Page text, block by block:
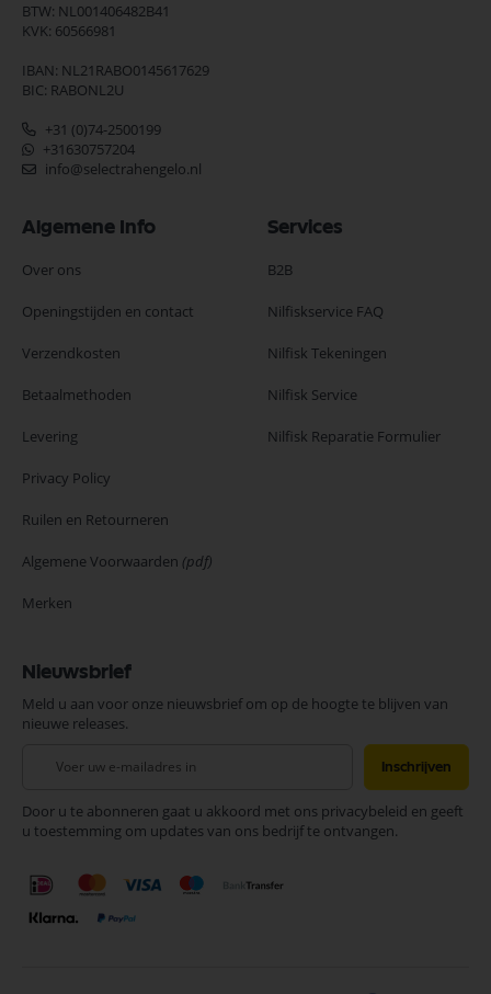
BTW: NL001406482B41
KVK: 60566981
IBAN: NL21RABO0145617629
BIC: RABONL2U
+31 (0)74-2500199
+31630757204
info@selectrahengelo.nl
Algemene Info
Over ons
Openingstijden en contact
Verzendkosten
Betaalmethoden
Levering
Privacy Policy
Ruilen en Retourneren
Algemene Voorwaarden (pdf)
Merken
Services
B2B
Nilfiskservice FAQ
Nilfisk Tekeningen
Nilfisk Service
Nilfisk Reparatie Formulier
Nieuwsbrief
Meld u aan voor onze nieuwsbrief om op de hoogte te blijven van
nieuwe releases.
onze
nieuwsbrief
Inschrijven
Door u te abonneren gaat u akkoord met ons privacybeleid en geeft
u toestemming om updates van ons bedrijf te ontvangen.